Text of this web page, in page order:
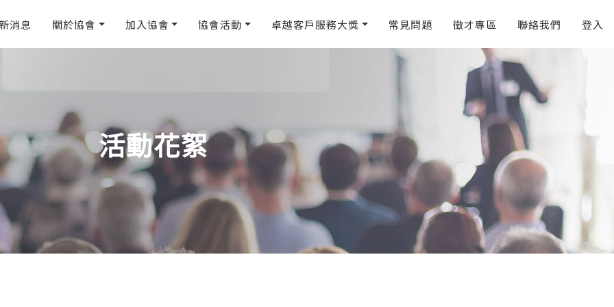
消息 關於協會 加入協會 協會活動 卓越客戶服務大獎 常見問題 徵才專區 聯絡我們 登入
活動花絮